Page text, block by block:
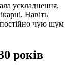
ускладнення.
Навіть
постійно чую шум
років